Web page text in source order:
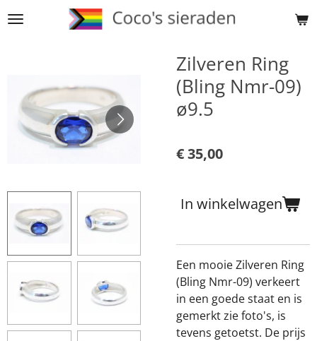
Ga
Zilveren Ring
(Bling Nmr-09)
ø9.5
€ 35,00
In winkelwagen
Een mooie Zilveren Ring
(Bling Nmr-09) verkeert
in een goede staat en is
gemerkt zie foto's, is
tevens getoetst. De prijs